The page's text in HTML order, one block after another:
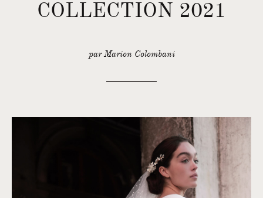
COLLECTION 2021
par Marion Colombani